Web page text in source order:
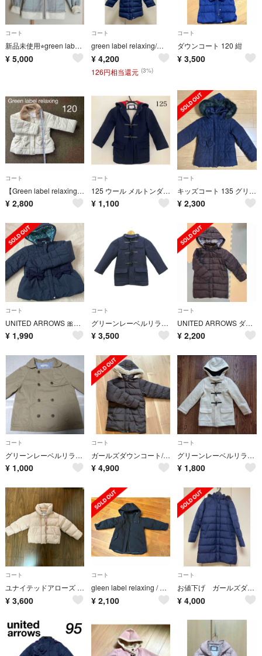
コート
新品未使用⭐︎green label relaxing⭐︎キッズL
¥ 5,000
コート
green label relaxing/ファー付きダウンコート/110cm
¥ 4,200
126円相当還元 (3%)
コート
ダウンコート 120 紺
¥ 3,500
コート
【Green label relaxing】120センチ女児ダウンコート
¥ 2,800
コート
125 ウール メルトンダッフルコート
¥ 1,100
コート
キッズコート 135 グリーンレーベルリラクシング
¥ 2,300
コート
UNITED ARROWS 🎀135サイズ 紺色ダウン
¥ 1,990
コート
グリーンレーベルリラクシング ダッフルコート アウター 裏ボア キッズ 男の子用 115サイズ ネイビー green label relaxing
¥ 3,500
コート
UNITED ARROWS ダウンコート
¥ 2,200
コート
グリーンレーベルリラクシング ショート トレンチコート
¥ 1,000
コート
ガールズダウンコート/ キッズ DK.GRAY 160cm
¥ 4,900
コート
グリーンレーベルリラクシング ダッフルコート 125
¥ 1,800
コート
ユナイテッドアローズ キッズダウン
¥ 3,600
コート
gleen label relaxing / 110cm/ダウン
¥ 2,100
コート
お値下げ ガールズダウンコート 160
¥ 4,000